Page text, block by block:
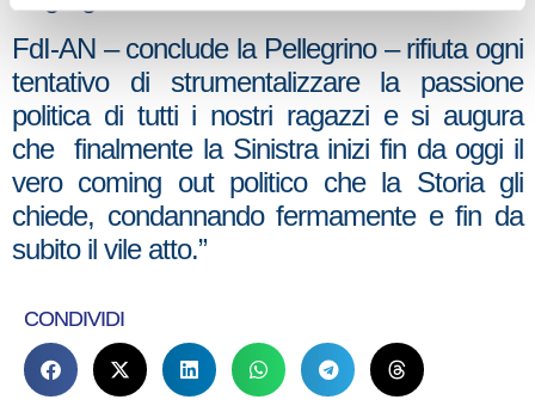
FdI-AN – conclude la Pellegrino – rifiuta ogni
tentativo di strumentalizzare la passione
politica di tutti i nostri ragazzi e si augura
che finalmente la Sinistra inizi fin da oggi il
vero coming out politico che la Storia gli
chiede, condannando fermamente e fin da
subito il vile atto.”
CONDIVIDI